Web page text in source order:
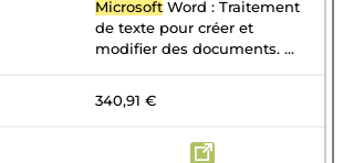
Microsoft Word : Traitement
de texte pour créer et
modifier des documents. ...
340,91 €